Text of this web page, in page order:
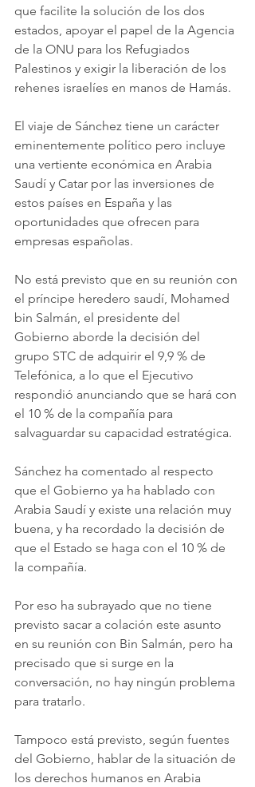
que facilite la solución de los dos
estados, apoyar el papel de la Agencia
de la ONU para los Refugiados
Palestinos y exigir la liberación de los
rehenes israelíes en manos de Hamás.
El viaje de Sánchez tiene un carácter
eminentemente político pero incluye
una vertiente económica en Arabia
Saudí y Catar por las inversiones de
estos países en España y las
oportunidades que ofrecen para
empresas españolas.
No está previsto que en su reunión con
el príncipe heredero saudí, Mohamed
bin Salmán, el presidente del
Gobierno aborde la decisión del
grupo STC de adquirir el 9,9 % de
Telefónica, a lo que el Ejecutivo
respondió anunciando que se hará con
el 10 % de la compañía para
salvaguardar su capacidad estratégica.
Sánchez ha comentado al respecto
que el Gobierno ya ha hablado con
Arabia Saudí y existe una relación muy
buena, y ha recordado la decisión de
que el Estado se haga con el 10 % de
la compañía.
Por eso ha subrayado que no tiene
previsto sacar a colación este asunto
en su reunión con Bin Salmán, pero ha
precisado que si surge en la
conversación, no hay ningún problema
para tratarlo.
Tampoco está previsto, según fuentes
del Gobierno, hablar de la situación de
los derechos humanos en Arabia